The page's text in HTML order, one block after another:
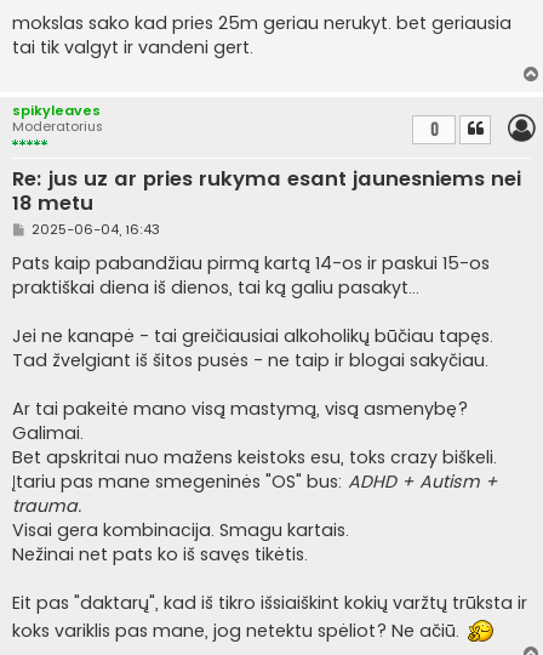
a
n
d
i
n
ė
mokslas sako kad pries 25m geriau nerukyt. bet geriausia
tai tik valgyt ir vandeni gert.
spikyleaves
Moderatorius
Re: jus uz ar pries rukyma esant jaunesniems nei
18 metu
0
S
a
n
d
t
i
n
2025-06-04, 16:43
Pats kaip pabandžiau pirmą kartą 14-os ir paskui 15-os
praktiškai diena iš dienos, tai ką galiu pasakyt...
Jei ne kanapė - tai greičiausiai alkoholikų būčiau tapęs.
Tad žvelgiant iš šitos pusės - ne taip ir blogai sakyčiau.
Ar tai pakeitė mano visą mastymą, visą asmenybę?
Galimai.
Bet apskritai nuo mažens keistoks esu, toks crazy biškeli.
Įtariu pas mane smegeninės "OS" bus: ADHD + Autism +
trauma.
Visai gera kombinacija. Smagu kartais.
Nežinai net pats ko iš savęs tikėtis.
Eit pas "daktarų", kad iš tikro išsiaiškint kokių varžtų trūksta ir
koks variklis pas mane, jog netektu spėliot? Ne ačiū.